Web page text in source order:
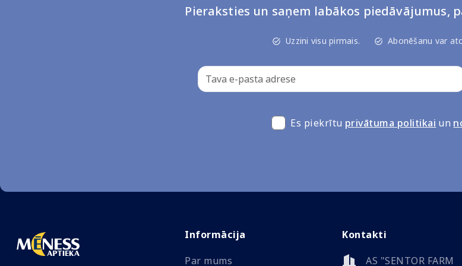
Pieraksties un saņem labākos piedāvājumus,
Uzzini visu pirmais. Abonēšanu var
Es piekrītu privātuma politikai un
Informācija
Par mums
Kontakti
AS "SENTOR FARM